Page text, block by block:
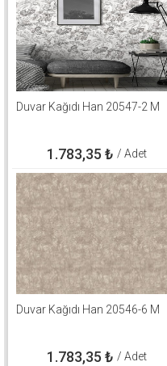
Duvar Kağıdı Han 20547-2 M
1.783,35 ₺ / Adet
Duvar Kağıdı Han 20546-6 M
1.783,35 ₺ / Adet